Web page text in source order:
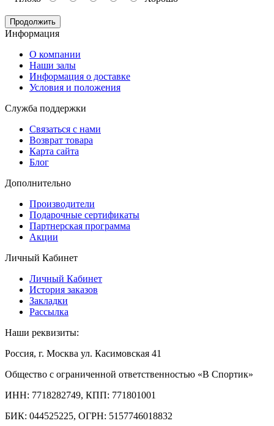
Продолжить
Информация
O компании
Наши залы
Информация о доставке
Условия и положения
Служба поддержки
Связаться с нами
Возврат товара
Карта сайта
Блог
Дополнительно
Производители
Подарочные сертификаты
Партнерская программа
Акции
Личный Кабинет
Личный Кабинет
История заказов
Закладки
Рассылка
Наши реквизиты:
Россия, г. Москва ул. Касимовская 41
Общество с ограниченной ответственностью «В Спортик»
ИНН: 7718282749, КПП: 771801001
БИК: 044525225, ОГРН: 5157746018832